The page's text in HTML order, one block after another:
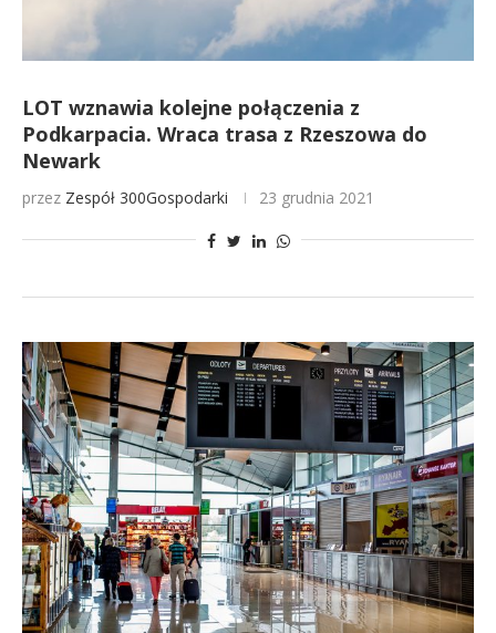
LOT wznawia kolejne połączenia z
Podkarpacia. Wraca trasa z Rzeszowa do
Newark
przez Zespół 300Gospodarki 23 grudnia 2021